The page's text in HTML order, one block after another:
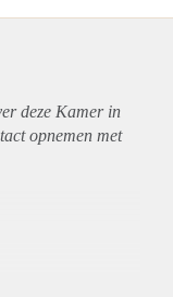
deze Kamer in
opnemen met